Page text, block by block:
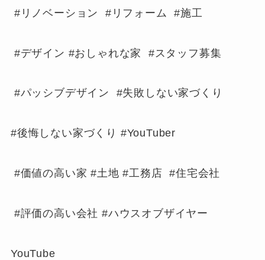
#リノベーション #リフォーム #施工
#デザイン #おしゃれな家 #スタッフ募集
#パッシブデザイン #失敗しない家づくり
#後悔しない家づくり #YouTuber
#価値の高い家 #土地 #工務店 #住宅会社
#評価の高い会社 #ハウスオブザイヤー
YouTube